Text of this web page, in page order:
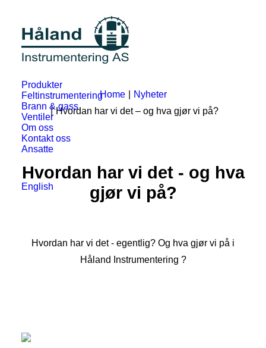
Produkter
Feltinstrumentering
Brann & gass
Ventiler
Om oss
Kontakt oss
Ansatte
English
Home
Nyheter
Hvordan har vi det – og hva gjør vi på?
Hvordan har vi det - og hva
gjør vi på?
Hvordan har vi det - egentlig? Og hva gjør vi på i
Håland Instrumentering ?